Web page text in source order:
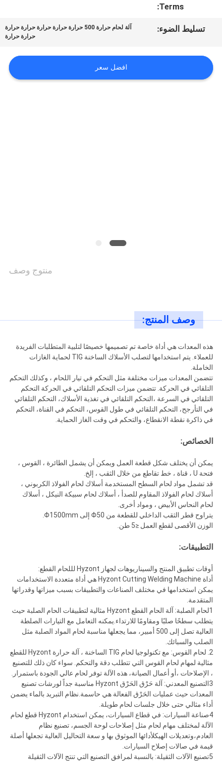
اطلب
خريطة
Terms:
تسليط الضوء:
آلة لحام حرارة 500 حرارة حرارة حرارة حرارة حرارة
حرارة حرارة
افضل سعر
منتوج وصف
وصف المنتج:
هذه المعدات هي أداة خاصة تم تصميمها خصيصًا لتلبية المتطلبات الفريدة
للعملاء. يتم استخدامها لتصلب الأسلاك الساخنة TIG لحماية الغازات
الخاملة.
تتضمن المعدات ميزات مختلفة مثل التحكم في تيار اللحام ، وكذلك التحكم
التلقائي في الحركة. تتضمن ميزات التحكم التلقائي في الحركة التحكم
التلقائي في السرعة ،التحكم التلقائي في تغذية الأسلاك، التحكم التلقائي
في التأرجح، التحكم التلقائي في طول القوس، التحكم في القناة، التحكم
في ذاكرة نقطة الانقطاع، والتحكم في وقت الغاز الحماية.
الخصائص:
يمكن أن يختلف شكل قطعة العمل ويمكن أن يشمل الطائرة ، القوس ،
فتحة U ، قناة ، خط تقاطع من خلال الثقب ، إلخ.
قد تشمل مواد لحام السطح المستخدمة أسلاك لحام الفولاذ الكربوني ،
أسلاك لحام الفولاذ المقاوم للصدأ ، أسلاك لحام سبيكة النيكل ، أسلاك
لحام النحاس الأبيض ، ومواد أخرى.
يتراوح قطر الثقب الداخلي للقطعة من Φ50 إلى Φ1500mm.
الوزن الأقصى لقطع العمل ≤5 طن.
التطبيقات:
أوقات تطبيق المنتج والسيناريوهات لجهاز Hyzont لللحام القطع:
أداة Hyzont Cutting Welding Machine هي أداة متعددة الاستخدامات
يمكن استخدامها في مختلف الصناعات والتطبيقات بسبب ميزاتها وقدراتها
المتقدمة.
1لحام الصلبة: آلة الحام القطع Hyzont مثالية لتطبيقات الحام الصلبة حيث
يتطلب سطحًا صلبًا ومقاومًا للارتداء.يمكنه التعامل مع التيارات الصلطة
العالية تصل إلى 500 أمبير، مما يجعلها مناسبة لحام المواد الصلبة مثل
الصلب والسبائك.
2. لحام القوس: مع تكنولوجيا لحام TIG الساخنة ، آلة حرارة Hyzont للقطع
مثالية لمهام لحام القوس التي تتطلب دقة والتحكم. سواء كان ذلك للتصنيع
، الإصلاحات ،أو أعمال الصيانة، هذه الآلة توفر لحام عالي الجودة باستمرار.
3التصنيع المعدني: آلة حَرْق الحَرْق Hyzont مناسبة جداً لورشات تصنيع
المعدات حيث عمليات الحَرْق الفعالة هي حاسمة.نظام التبريد بالماء يضمن
أداء مثالي حتى خلال جلسات لحام طويلة.
4صناعة السيارات: في قطاع السيارات، يمكن استخدام Hyzont قطع لحام
الآلة لمختلف مهام لحام مثل إصلاحات لوحة الجسم، تصنيع نظام
العادم،وتعديلات الهيكلأدائها الموثوق بها و سعة التحاليل العالية تجعلها أصلة
قيمة في صالات إصلاح السيارات.
5تصنيع الآلات الثقيلة: بالنسبة لمرافق التصنيع التي تنتج الآلات الثقيلة